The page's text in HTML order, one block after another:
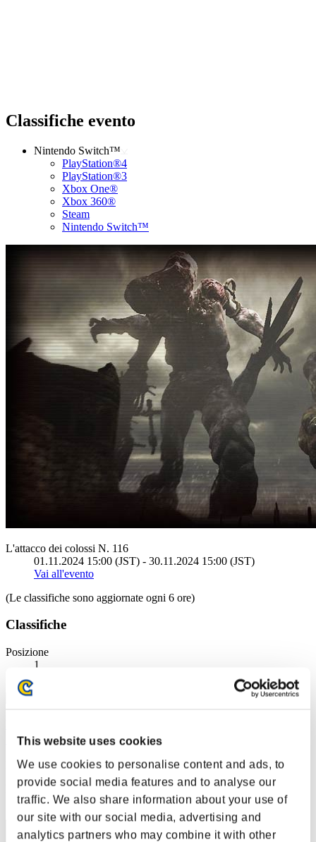
This website uses cookies
We use cookies to personalise content and ads, to
provide social media features and to analyse our
traffic. We also share information about your use of
our site with our social media, advertising and
analytics partners who may combine it with other
Classifiche evento
Nintendo Switch™
PlayStation®4
PlayStation®3
Xbox One®
Xbox 360®
Steam
Nintendo Switch™
L'attacco dei colossi N. 116
01.11.2024 15:00 (JST) - 30.11.2024 15:00 (JST)
Vai all'evento
(Le classifiche sono aggiornate ogni 6 ore)
Classifiche
Posizione
1
だ〕
Punteggio:144748715
Posizione
2